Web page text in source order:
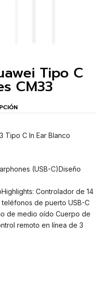
Tipo C
CM33
Tipo C In Ear Blanco
(USB-C)Diseño
Controlador de 14
teléfonos de puerto USB-C
de medio oído Cuerpo de
remoto en línea de 3